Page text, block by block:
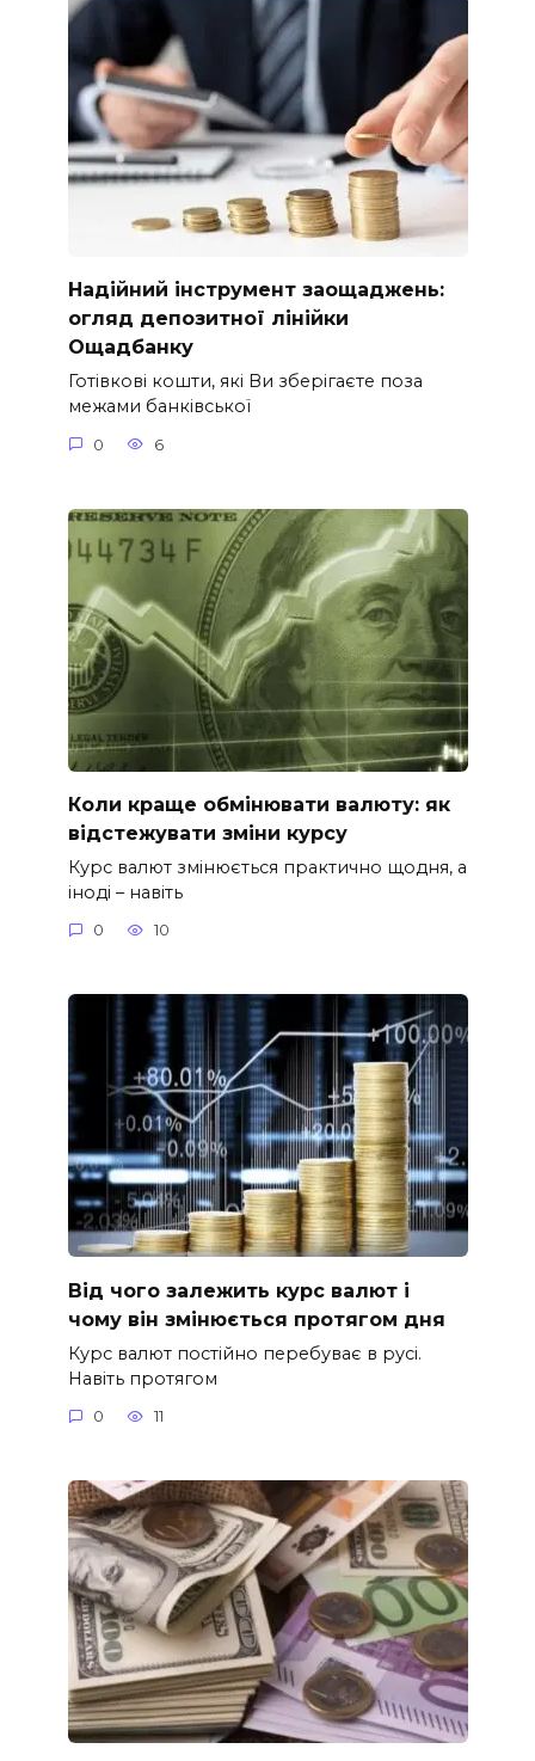
Надійний інструмент заощаджень:
огляд депозитної лінійки
Ощадбанку
Готівкові кошти, які Ви зберігаєте поза
межами банківської
0 6
Коли краще обмінювати валюту: як
відстежувати зміни курсу
Курс валют змінюється практично щодня, а
іноді – навіть
0 10
Від чого залежить курс валют і
чому він змінюється протягом дня
Курс валют постійно перебуває в русі.
Навіть протягом
0 11